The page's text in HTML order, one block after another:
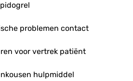
problemen contact
voor vertrek patiënt
hulpmiddel